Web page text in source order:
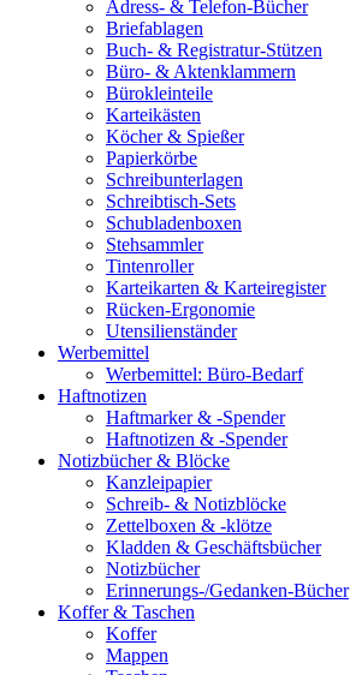
Adress- & Telefon-Bücher
Briefablagen
Buch- & Registratur-Stützen
Büro- & Aktenklammern
Bürokleinteile
Karteikästen
Köcher & Spießer
Papierkörbe
Schreibunterlagen
Schreibtisch-Sets
Schubladenboxen
Stehsammler
Tintenroller
Karteikarten & Karteiregister
Rücken-Ergonomie
Utensilienständer
Werbemittel
Werbemittel: Büro-Bedarf
Haftnotizen
Haftmarker & -Spender
Haftnotizen & -Spender
Notizbücher & Blöcke
Kanzleipapier
Schreib- & Notizblöcke
Zettelboxen & -klötze
Kladden & Geschäftsbücher
Notizbücher
Erinnerungs-/Gedanken-Bücher
Koffer & Taschen
Koffer
Mappen